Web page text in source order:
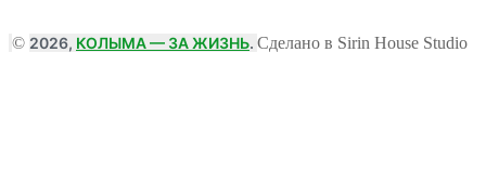
© 2026, КОЛЫМА — ЗА ЖИЗНЬ. Сделано в Sirin House Studio